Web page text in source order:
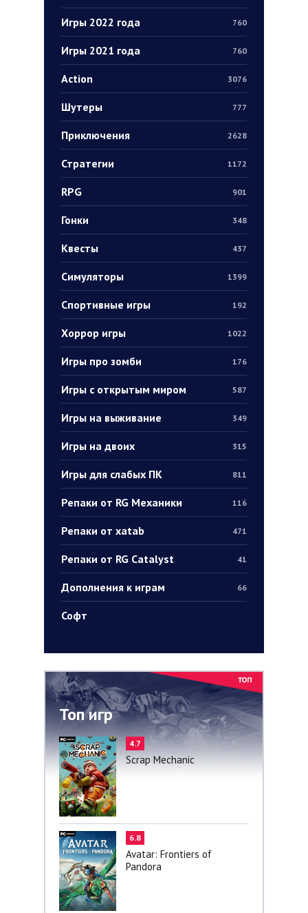
Игры 2022 года 760
Игры 2021 года 760
Action 3076
Шутеры 777
Приключения 2628
Стратегии 1172
RPG 901
Гонки 348
Квесты 437
Симуляторы 1399
Спортивные игры 192
Хоррор игры 1022
Игры про зомби 176
Игры с открытым миром 587
Игры на выживание 349
Игры на двоих 315
Игры для слабых ПК 811
Репаки от RG Механики 116
Репаки от xatab 471
Репаки от RG Catalyst 41
Дополнения к играм 66
Софт
Топ игр
4.7
Scrap Mechanic
6.8
Avatar: Frontiers of
Pandora